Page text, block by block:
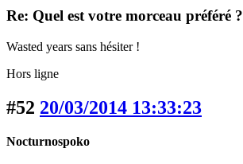
Re: Quel est votre morceau préféré ?
Wasted years sans hésiter !
Hors ligne
#52 20/03/2014 13:33:23
Nocturnospoko